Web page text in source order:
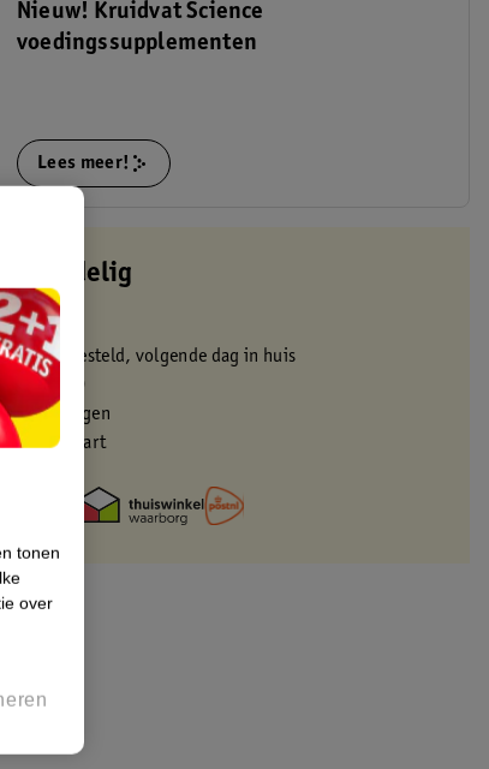
Nieuw! Kruidvat Science
voedingssupplementen
Lees meer!
voordelig
uur besteld, volgende dag in huis
50.00
30 dagen
kaart
tonen
over